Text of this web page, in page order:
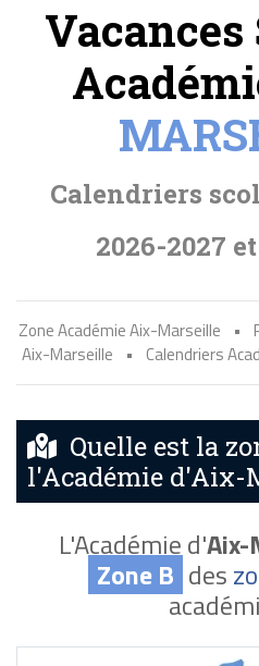
Calendriers
2026-2027
Zone Académie Aix-Marseille •
Aix-Marseille
• Calendriers
Quelle est la
l'Académie d'Aix-
L'Académie d'
Zone B des